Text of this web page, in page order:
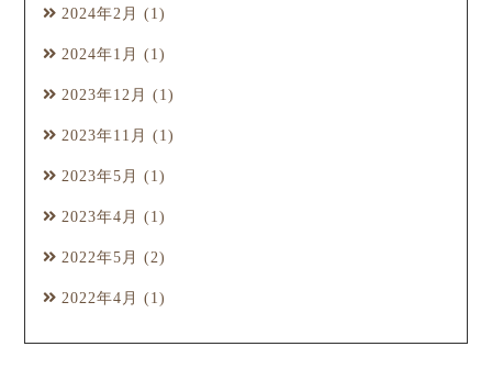
2024年2月 (1)
2024年1月 (1)
2023年12月 (1)
2023年11月 (1)
2023年5月 (1)
2023年4月 (1)
2022年5月 (2)
2022年4月 (1)